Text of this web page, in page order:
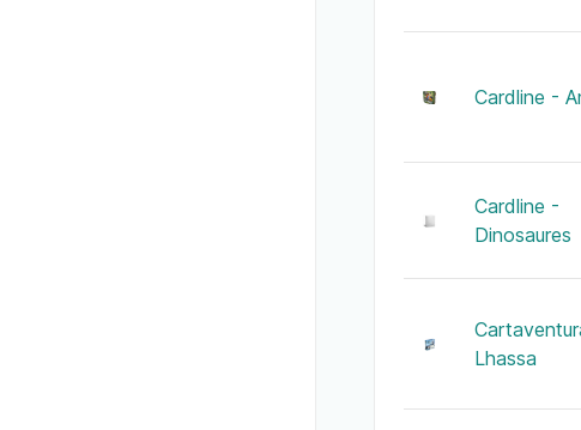
Cardline -
Cardline -
Dinosaures
Lhassa